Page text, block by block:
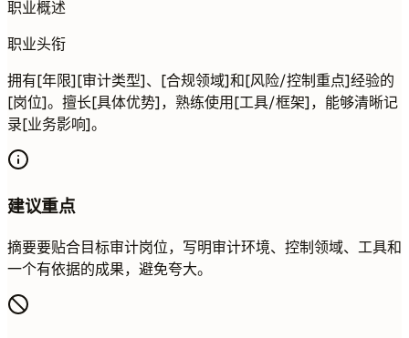
职业概述
职业头衔
拥有[年限][审计类型]、[合规领域]和[风险/控制重点]经验的
[岗位]。擅长[具体优势]，熟练使用[工具/框架]，能够清晰记
录[业务影响]。
建议重点
摘要要贴合目标审计岗位，写明审计环境、控制领域、工具和
一个有依据的成果，避免夸大。